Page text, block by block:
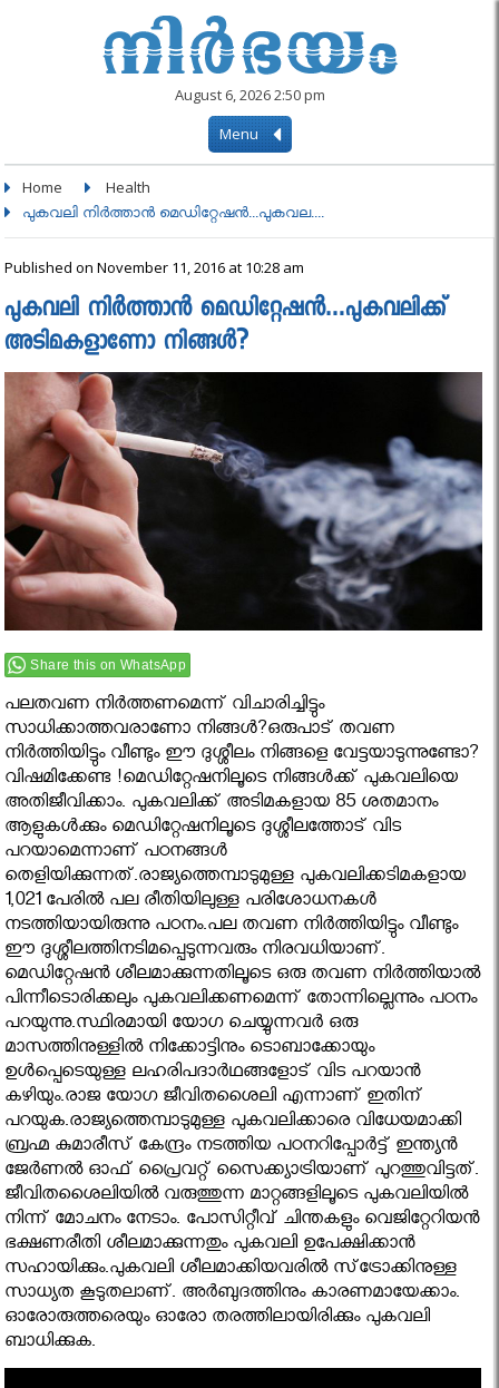
August 6, 2026 2:50 pm
Menu
Home Health
പുകവലി നിര്‍ത്താന്‍ മെഡിറ്റേഷന്‍...പുകവല....
Published on November 11, 2016 at 10:28 am
പുകവലി നിര്‍ത്താന്‍ മെഡിറ്റേഷന്‍…പുകവലിക്ക്
അടിമകളാണോ നിങ്ങള്‍?
Share this on WhatsApp
പലതവണ നിര്‍ത്തണമെന്ന് വിചാരിച്ചിട്ടും
സാധിക്കാത്തവരാണോ നിങ്ങള്‍?ഒരുപാട് തവണ
നിര്‍ത്തിയിട്ടും വീണ്ടും ഈ ദുശ്ശീലം നിങ്ങളെ വേട്ടയാടുന്നുണ്ടോ?
വിഷമിക്കേണ്ട !മെഡിറ്റേഷനിലൂടെ നിങ്ങള്‍ക്ക് പുകവലിയെ
അതിജീവിക്കാം. പുകവലിക്ക് അടിമകളായ 85 ശതമാനം
ആളുകള്‍ക്കും മെഡിറ്റേഷനിലൂടെ ദുശ്ശീലത്തോട് വിട
പറയാമെന്നാണ് പഠനങ്ങള്‍
തെളിയിക്കുന്നത്.രാജ്യത്തെമ്പാടുമുള്ള പുകവലിക്കടിമകളായ
1,021 പേരില്‍ പല രീതിയിലുള്ള പരിശോധനകള്‍
നടത്തിയായിരുന്നു പഠനം.പല തവണ നിര്‍ത്തിയിട്ടും വീണ്ടും
ഈ ദുശ്ശീലത്തിനടിമപ്പെടുന്നവരും നിരവധിയാണ്.
മെഡിറ്റേഷന്‍ ശീലമാക്കുന്നതിലൂടെ ഒരു തവണ നിര്‍ത്തിയാല്‍
പിന്നീടൊരിക്കലും പുകവലിക്കണമെന്ന് തോന്നില്ലെന്നും പഠനം
പറയുന്നു.സ്ഥിരമായി യോഗ ചെയ്യുന്നവര്‍ ഒരു
മാസത്തിനുള്ളില്‍ നിക്കോട്ടിനും ടൊബാക്കോയും
ഉള്‍പ്പെടെയുള്ള ലഹരിപദാര്‍ഥങ്ങളോട് വിട പറയാന്‍
കഴിയും.രാജ യോഗ ജീവിതശൈലി എന്നാണ് ഇതിന്
പറയുക.രാജ്യത്തെമ്പാടുമുള്ള പുകവലിക്കാരെ വിധേയമാക്കി
ബ്രഹ്മ കുമാരീസ് കേന്ദ്രം നടത്തിയ പഠനറിപ്പോര്‍ട്ട് ഇന്ത്യന്‍
ജേര്‍ണല്‍ ഓഫ് പ്രൈവറ്റ് സൈക്ക്യാട്രിയാണ് പുറത്തുവിട്ടത്.
ജീവിതശൈലിയില്‍ വരുത്തുന്ന മാറ്റങ്ങളിലൂടെ പുകവലിയില്‍
നിന്ന് മോചനം നേടാം. പോസിറ്റീവ് ചിന്തകളും വെജിറ്റേറിയന്‍
ഭക്ഷണരീതി ശീലമാക്കുന്നതും പുകവലി ഉപേക്ഷിക്കാന്‍
സഹായിക്കും.പുകവലി ശീലമാക്കിയവരില്‍ സ്‌ട്രോക്കിനുള്ള
സാധ്യത കൂടുതലാണ്. അര്‍ബുദത്തിനും കാരണമായേക്കാം.
ഓരോരുത്തരെയും ഓരോ തരത്തിലായിരിക്കും പുകവലി
ബാധിക്കുക.